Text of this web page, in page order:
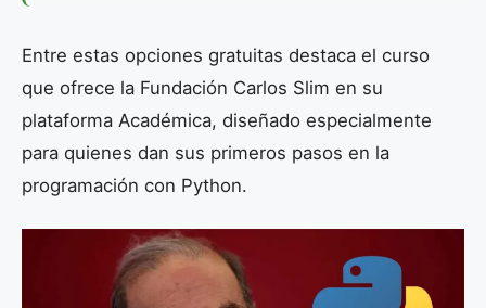
Entre estas opciones gratuitas destaca el curso
que ofrece la Fundación Carlos Slim en su
plataforma Académica, diseñado especialmente
para quienes dan sus primeros pasos en la
programación con Python.